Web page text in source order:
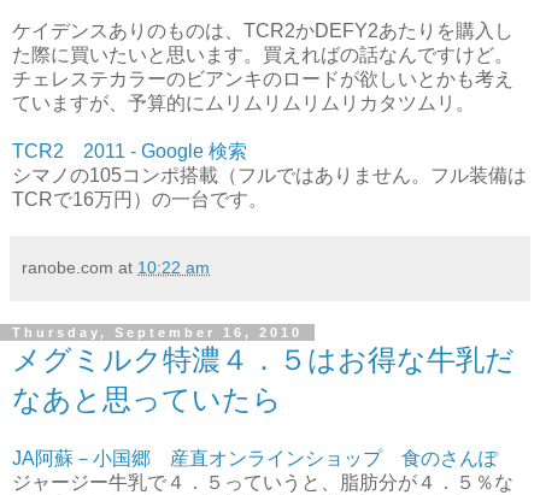
ケイデンスありのものは、TCR2かDEFY2あたりを購入し
た際に買いたいと思います。買えればの話なんですけど。
チェレステカラーのビアンキのロードが欲しいとかも考え
ていますが、予算的にムリムリムリムリカタツムリ。
TCR2 2011 - Google 検索
シマノの105コンポ搭載（フルではありません。フル装備は
TCRで16万円）の一台です。
ranobe.com at 10:22 am
Thursday, September 16, 2010
メグミルク特濃４．５はお得な牛乳だ
なあと思っていたら
JA阿蘇－小国郷 産直オンラインショップ 食のさんぽ
ジャージー牛乳で４．５っていうと、脂肪分が４．５％な